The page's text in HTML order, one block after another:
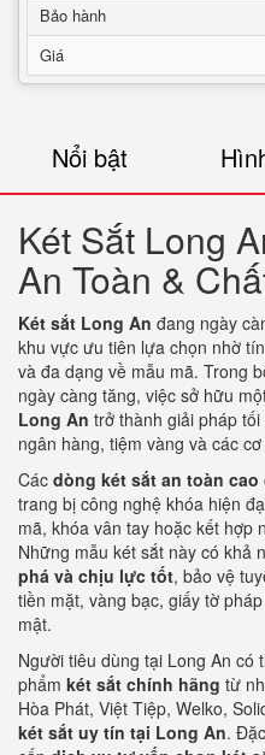
Bảo hành
Giá
Nổi bật
Két Sắt Long
An Toàn &
Két sắt Long An đang ngày
khu vực ưu tiên lựa chọn nhờ
và đa dạng về mẫu mã. Trong
ngày càng tăng, việc sở hữu
Long An trở thành giải pháp
ngân hàng, tiệm vàng và các
Các dòng két sắt an toàn cao
trang bị công nghệ khóa hiện
mã, khóa vân tay hoặc kết hợp
Những mẫu két sắt này có khả
phá và chịu lực tốt, bảo vệ
tiền mặt, vàng bạc, giấy tờ
mật.
Người tiêu dùng tại Long An có
phẩm két sắt chính hãng từ
Hòa Phát, Việt Tiệp, Welko,
két sắt uy tín tại Long An.